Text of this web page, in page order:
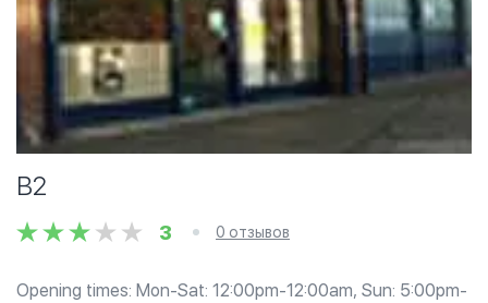
B2
3 0 отзывов
Opening times: Mon-Sat: 12:00pm-12:00am, Sun: 5:00pm-